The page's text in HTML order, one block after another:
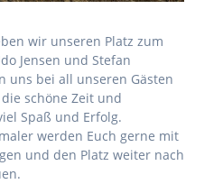
wir unseren Platz zum
Jensen und Stefan
uns bei all unseren Gästen
schöne Zeit und
Spaß und Erfolg.
werden Euch gerne mit
und den Platz weiter nach